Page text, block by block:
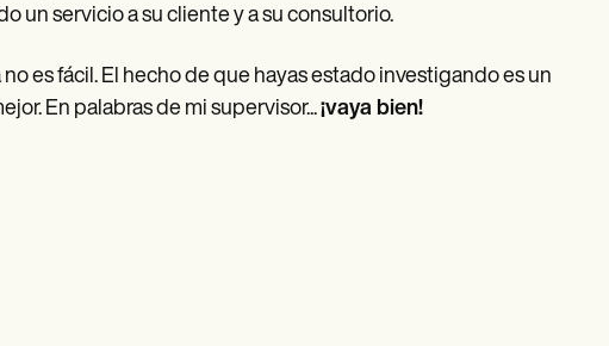
un servicio a su cliente y a su consultorio.
es fácil. El hecho de que hayas estado investigando es un
En palabras de mi supervisor...¡vaya bien!